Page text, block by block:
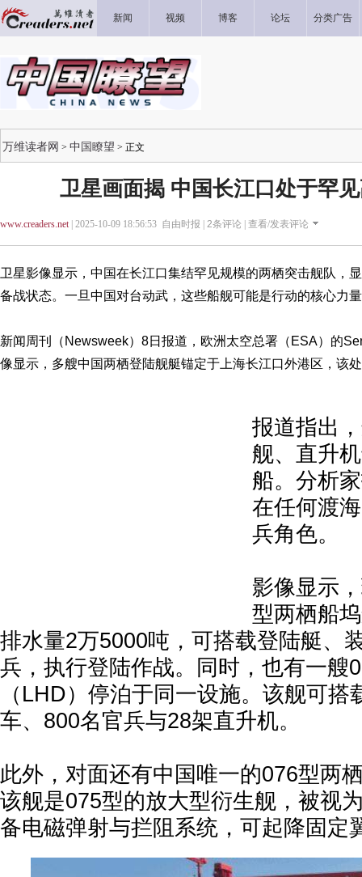
新闻 视频 博客 论坛 分类广告
万维读者网 > 中国瞭望 > 正文
卫星画面揭 中国长江口处于罕
www.creaders.net| 2025-10-09 18:56:53 自由时报 | 2条评论 | 查看/发表评论
卫星影像显示，中国在长江口集结罕见规模的两栖突击舰队，
备战状态。一旦中国对台动武，这些船舰可能是行动的核心力
新闻周刊（Newsweek）8日报道，欧洲太空总署（ESA）的
像显示，多艘中国两栖登陆舰艇锚定于上海长江口外港区，该
报道指出
舰、直升
船。分析
在任何渡
兵角色。
影像显示
型两栖船
排水量2万5000吨，可搭载登陆艇、
兵，执行登陆作战。同时，也有一艘
（LHD）停泊于同一设施。该舰可
车、800名官兵与28架直升机。
此外，对面还有中国唯一的076型两
该舰是075型的放大型衍生舰，被视
备电磁弹射与拦阻系统，可起降固定